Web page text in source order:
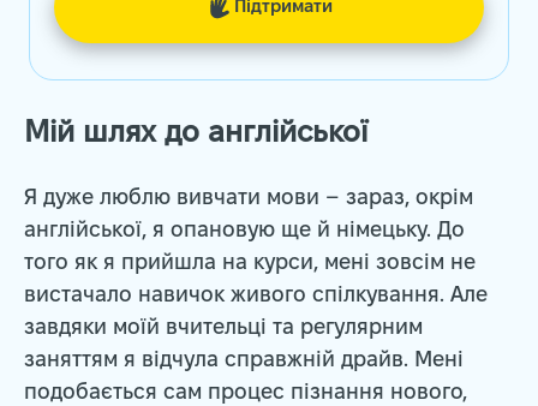
Пiдтримати
Мій шлях до англійської
Я дуже люблю вивчати мови – зараз, окрім
англійської, я опановую ще й німецьку. До
того як я прийшла на курси, мені зовсім не
вистачало навичок живого спілкування. Але
завдяки моїй вчительці та регулярним
заняттям я відчула справжній драйв. Мені
подобається сам процес пізнання нового,